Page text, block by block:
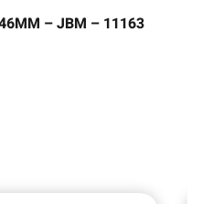
– JBM – 11163